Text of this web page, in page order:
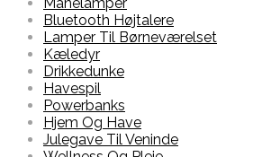
Bluetooth Højtalere
Lamper Til Børneværelset
Kæledyr
Drikkedunke
Havespil
Powerbanks
Hjem Og Have
Julegave Til Veninde